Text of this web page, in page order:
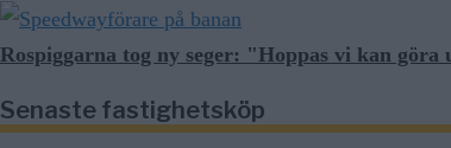
Rospiggarna tog ny seger: "Hoppas vi kan göra
Senaste fastighetsköp